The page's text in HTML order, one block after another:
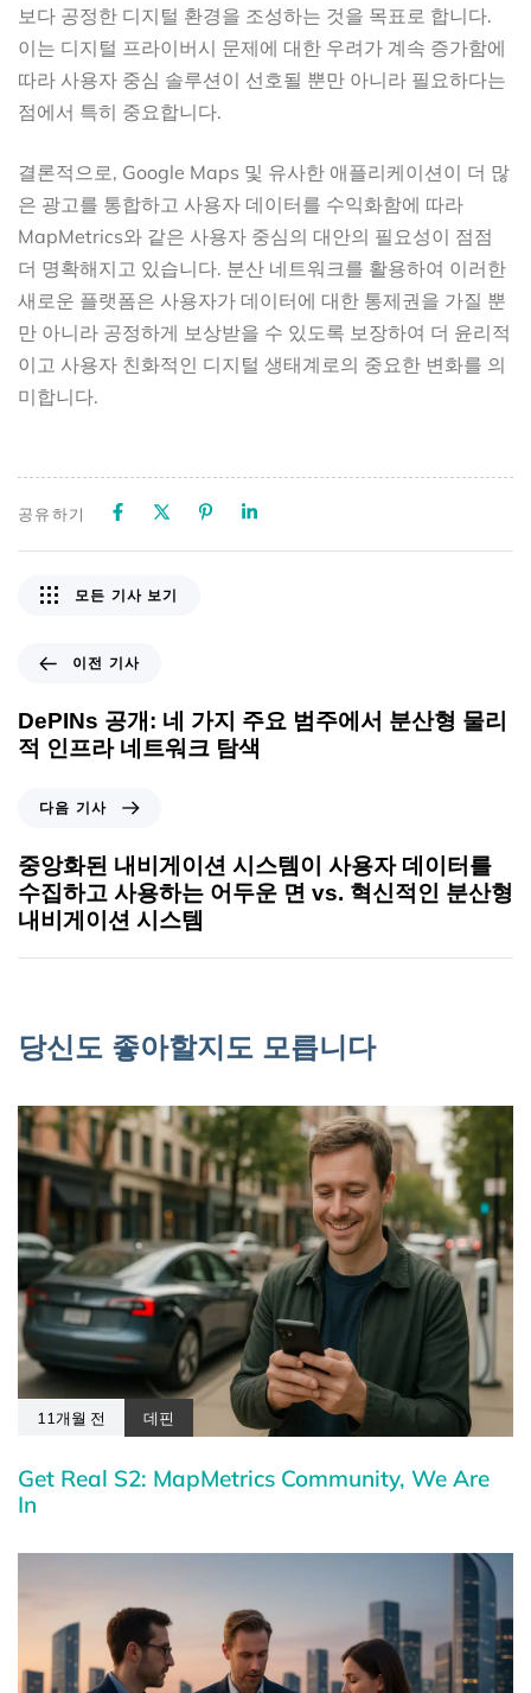
보다 공정한 디지털 환경을 조성하는 것을 목표로 합니다.
이는 디지털 프라이버시 문제에 대한 우려가 계속 증가함에
따라 사용자 중심 솔루션이 선호될 뿐만 아니라 필요하다는
점에서 특히 중요합니다.
결론적으로, Google Maps 및 유사한 애플리케이션이 더 많
은 광고를 통합하고 사용자 데이터를 수익화함에 따라
MapMetrics와 같은 사용자 중심의 대안의 필요성이 점점
더 명확해지고 있습니다. 분산 네트워크를 활용하여 이러한
새로운 플랫폼은 사용자가 데이터에 대한 통제권을 가질 뿐
만 아니라 공정하게 보상받을 수 있도록 보장하여 더 윤리적
이고 사용자 친화적인 디지털 생태계로의 중요한 변화를 의
미합니다.
공유하기
이전 기사
DePINs 공개: 네 가지 주요 범주에서 분산형 물리
적 인프라 네트워크 탐색
모든 기사 보기
다음 기사
중앙화된 내비게이션 시스템이 사용자 데이터를
수집하고 사용하는 어두운 면 vs. 혁신적인 분산형
내비게이션 시스템
당신도 좋아할지도 모릅니다
11개월 전 데핀
Get Real S2: MapMetrics Community, We Are
In